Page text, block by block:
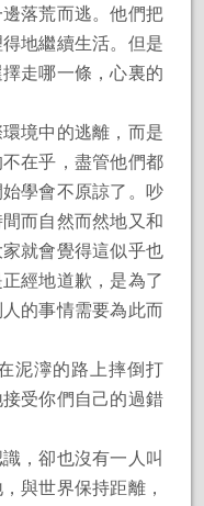
落荒而逃。他們把
地繼續生活。但是
走哪一條，心裏的
境中的逃離，而是
在乎，盡管他們都
學會不原諒了。吵
而自然而然地又和
就會覺得這似乎也
經地道歉，是為了
的事情需要為此而
泥濘的路上摔倒打
受你們自己的過錯
，卻也沒有一人叫
與世界保持距離，